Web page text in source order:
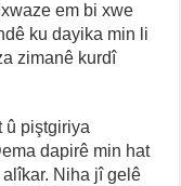
em bi xwe
ku dayika min li
zimanê kurdî
û piştgiriya
dapirê min hat
alîkar. Niha jî gelê